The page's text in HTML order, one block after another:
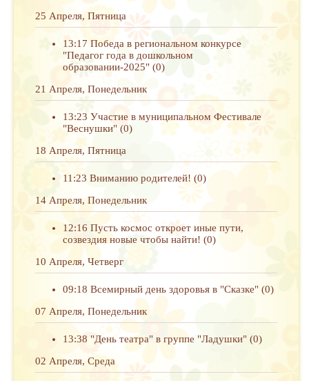
25 Апреля, Пятница
13:17 Победа в региональном конкурсе
"Педагог года в дошкольном
образовании-2025" (0)
21 Апреля, Понедельник
13:23 Участие в муниципальном Фестивале
"Веснушки" (0)
18 Апреля, Пятница
11:23 Вниманию родителей! (0)
14 Апреля, Понедельник
12:16 Пусть космос откроет иные пути,
созвездия новые чтобы найти! (0)
10 Апреля, Четверг
09:18 Всемирный день здоровья в "Сказке" (0)
07 Апреля, Понедельник
13:38 "День театра" в группе "Ладушки" (0)
02 Апреля, Среда